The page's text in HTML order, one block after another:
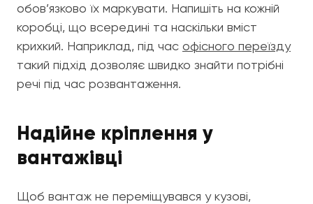
обов’язково їх маркувати. Напишіть на кожній
коробці, що всередині та наскільки вміст
крихкий. Наприклад, під час офісного переїзду
такий підхід дозволяє швидко знайти потрібні
речі під час розвантаження.
Надійне кріплення у
вантажівці
Щоб вантаж не переміщувався у кузові,